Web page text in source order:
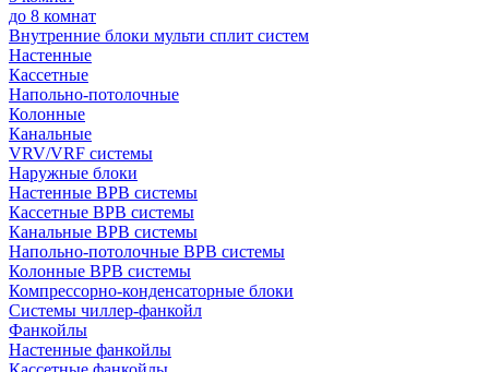
до 8 комнат
Внутренние блоки мульти сплит систем
Настенные
Кассетные
Напольно-потолочные
Колонные
Канальные
VRV/VRF системы
Наружные блоки
Настенные ВРВ системы
Кассетные ВРВ системы
Канальные ВРВ системы
Напольно-потолочные ВРВ системы
Колонные ВРВ системы
Компрессорно-конденсаторные блоки
Системы чиллер-фанкойл
Фанкойлы
Настенные фанкойлы